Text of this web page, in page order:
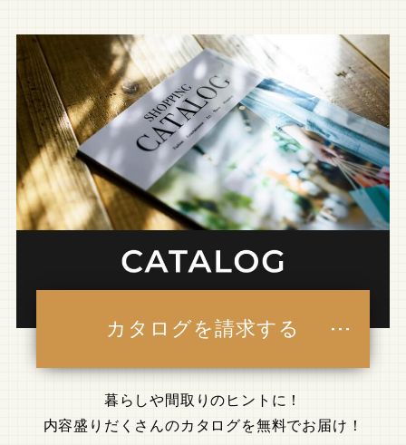
カタログを請求する
暮らしや間取りのヒントに！
内容盛りだくさんのカタログを無料でお届け！